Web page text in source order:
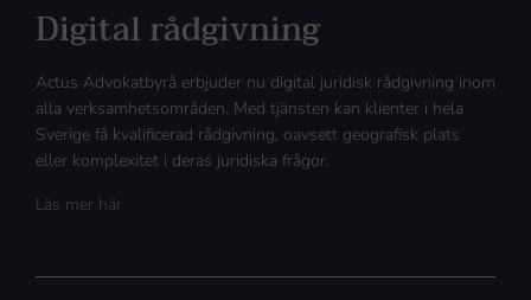
Digital rådgivning
Actus Advokatbyrå erbjuder nu digital juridisk rådgivning inom
alla verksamhetsområden. Med tjänsten kan klienter i hela
Sverige få kvalificerad rådgivning, oavsett geografisk plats
eller komplexitet i deras juridiska frågor.
Läs mer här